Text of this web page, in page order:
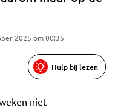
2025 om 00:35
Hulp bij lezen
niet